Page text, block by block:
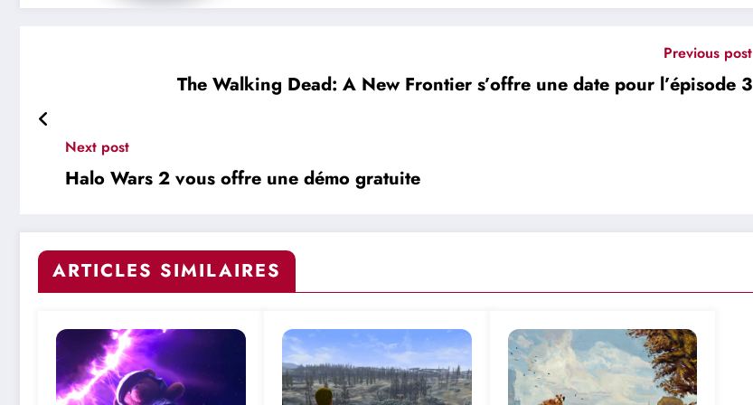
Previous post
The Walking Dead: A New Frontier s’offre une date pour l’épisode 3
Next post
Halo Wars 2 vous offre une démo gratuite
ARTICLES SIMILAIRES